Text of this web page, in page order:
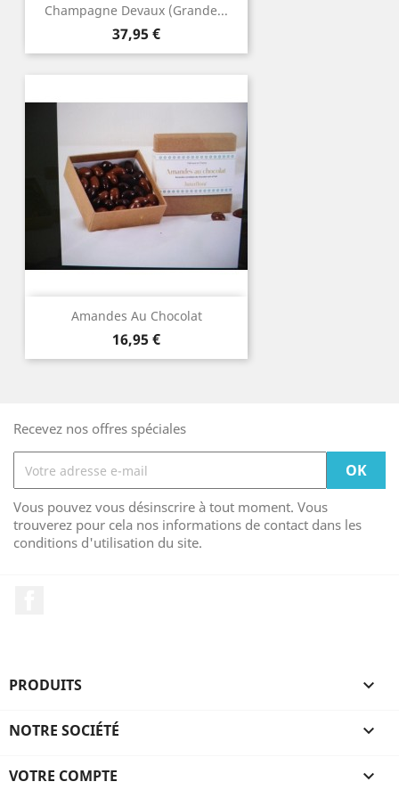
Champagne Devaux (Grande...
Prix
37,95 €
Amandes Au Chocolat
Prix
16,95 €
Recevez nos offres spéciales
Vous pouvez vous désinscrire à tout moment. Vous
trouverez pour cela nos informations de contact dans les
conditions d'utilisation du site.
PRODUITS 
NOTRE SOCIÉTÉ 
VOTRE COMPTE 